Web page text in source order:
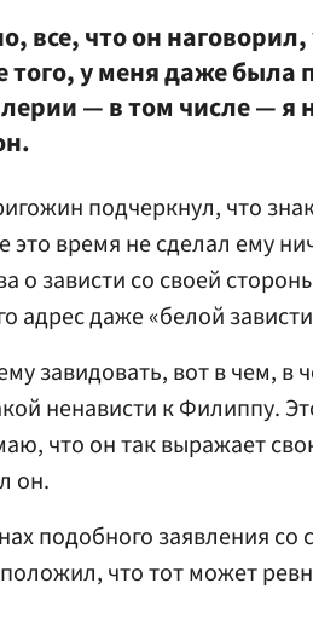
все, что он
того, у меня даже была
— в том числе — я
подчеркнул, что
это время не сделал ему
о зависти со своей
адрес даже «белой
завидовать, вот в чем, в
ненависти к Филиппу.
что он так выражает
он.
подобного заявления
что тот может